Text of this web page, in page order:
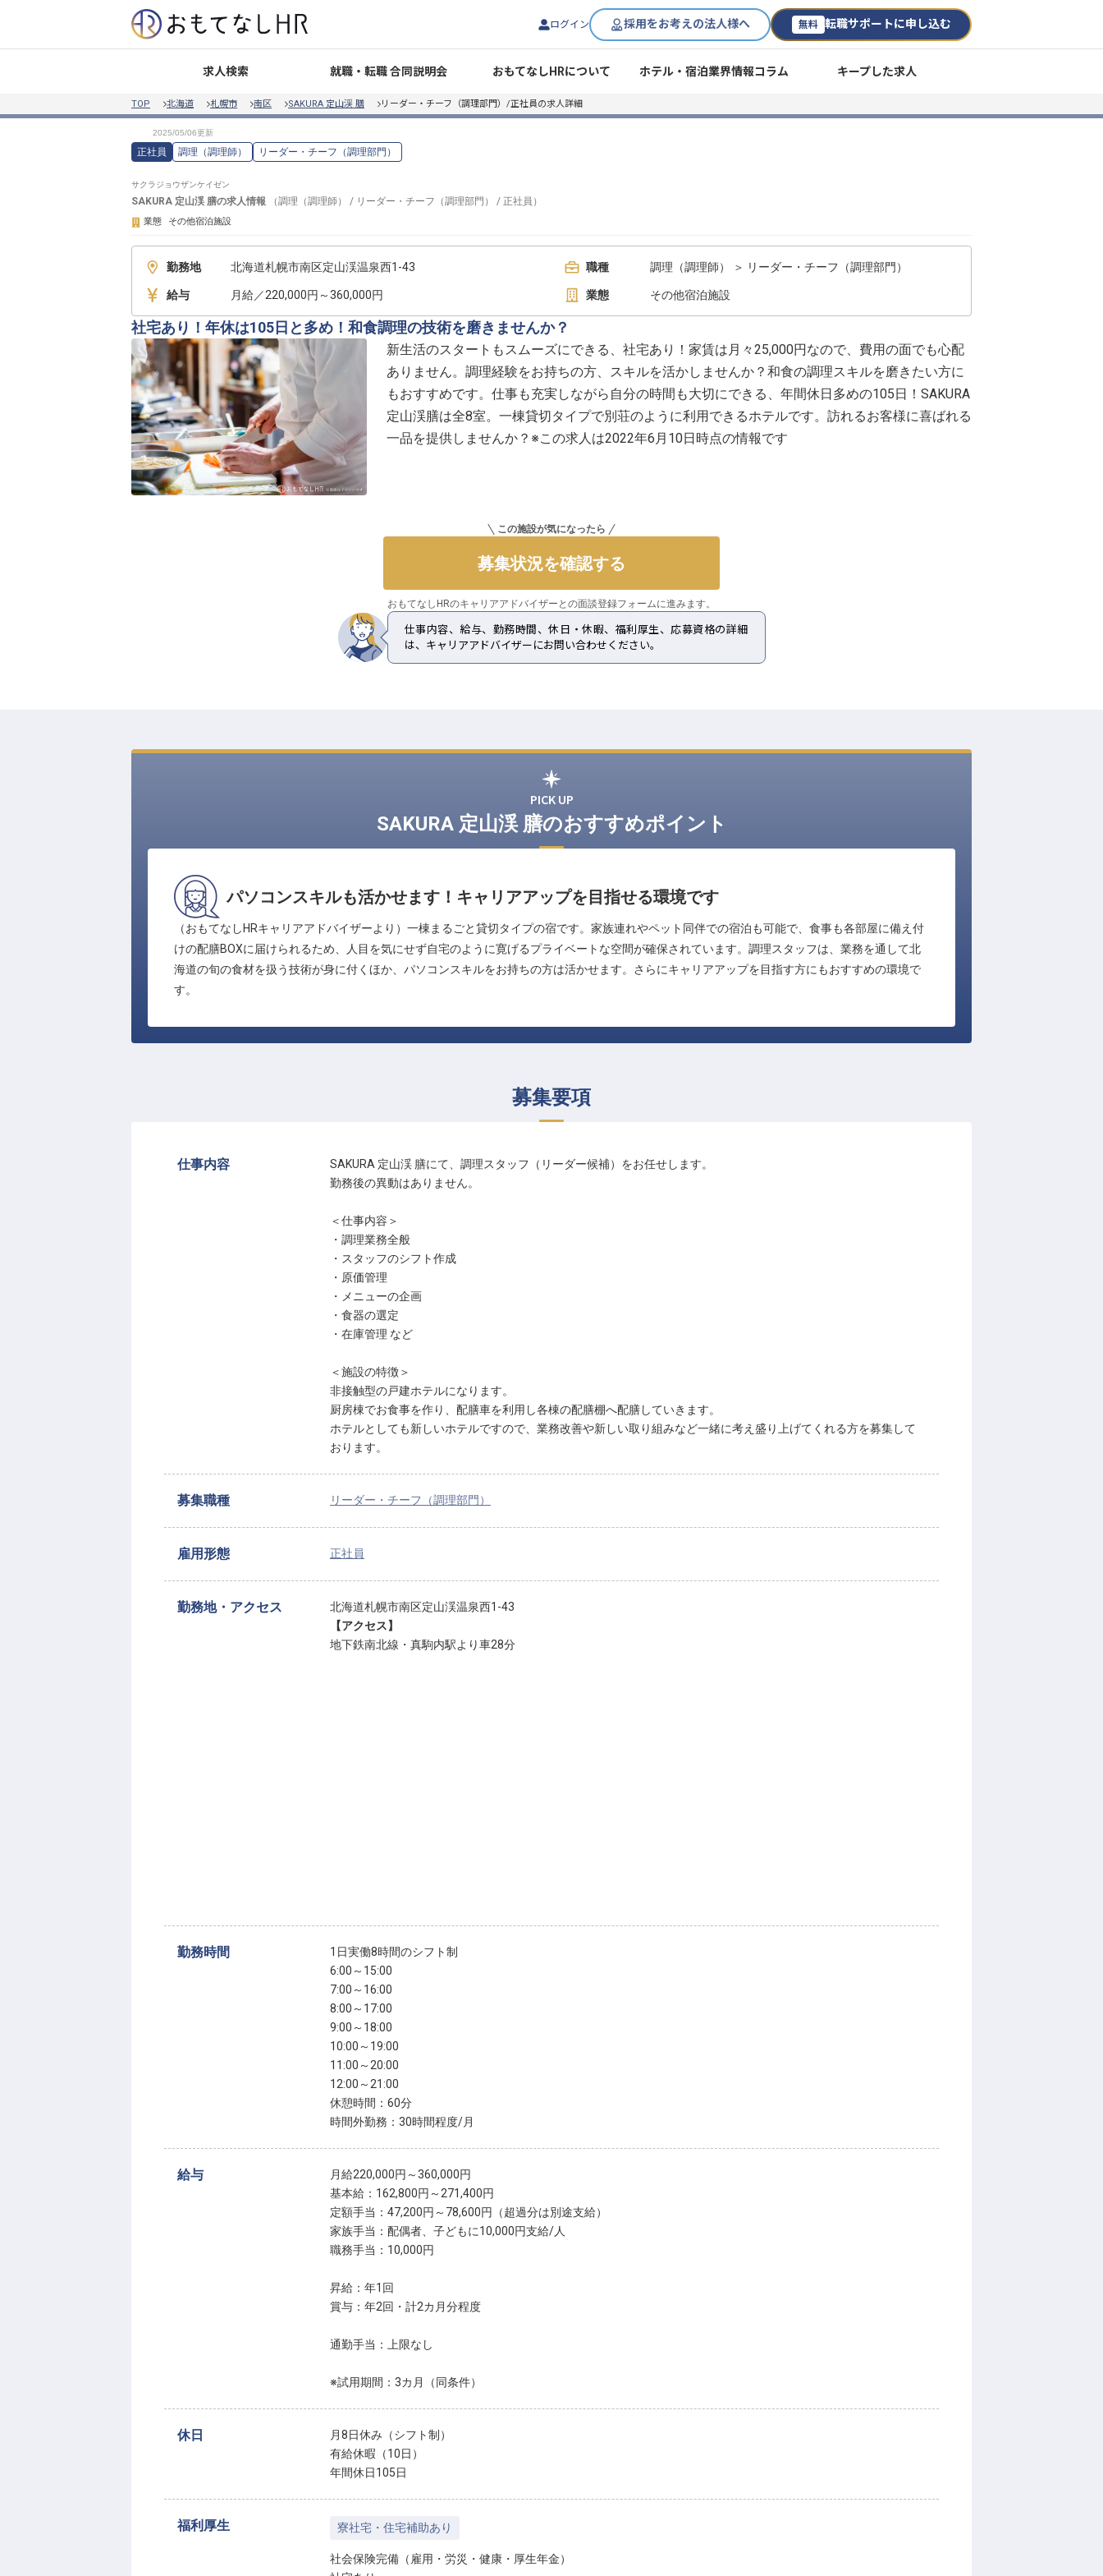
ログイン 採用をお考えの法人様へ 無料 転職サポートに申し込む
求人検索 就職・転職 合同説明会 おもてなしHRについて ホテル・宿泊業界情報コラム キープした求人
TOP 北海道 札幌市 南区 SAKURA 定山渓 膳 リーダー・チーフ（調理部門）/正社員の求人詳細
正社員 調理（調理師） リーダー・チーフ（調理部門）
サクラジョウザンケイゼン
SAKURA 定山渓 膳の求人情報 （調理（調理師） / リーダー・チーフ（調理部門） / 正社員 ）
業態 その他宿泊施設
勤務地 北海道札幌市南区定山渓温泉西1-43 職種 調理（調理師） ＞ リーダー・チーフ（調理部門）
給与 月給／220,000円～360,000円 業態 その他宿泊施設
社宅あり！年休は105日と多め！和食調理の技術を磨きませんか？
新生活のスタートもスムーズにできる、社宅あり！家賃は月々25,000円なので、費用の面でも心配
ありません。調理経験をお持ちの方、スキルを活かしませんか？和食の調理スキルを磨きたい方に
もおすすめです。仕事も充実しながら自分の時間も大切にできる、年間休日多めの105日！SAKURA
定山渓膳は全8室。一棟貸切タイプで別荘のように利用できるホテルです。訪れるお客様に喜ばれる
一品を提供しませんか？※この求人は2022年6月10日時点の情報です
この施設が気になったら
募集状況を確認する
おもてなしHRのキャリアアドバイザーとの面談登録フォームに進みます。
仕事内容、給与、勤務時間、休日・休暇、福利厚生、応募資格の詳細
は、キャリアアドバイザーにお問い合わせください。
PICK UP
SAKURA 定山渓 膳のおすすめポイント
パソコンスキルも活かせます！キャリアアップを目指せる環境です
（おもてなしHRキャリアアドバイザーより）一棟まるごと貸切タイプの宿です。家族連れやペット同伴での宿泊も可能で、食事も各部屋に備え付
けの配膳BOXに届けられるため、人目を気にせず自宅のように寛げるプライベートな空間が確保されています。調理スタッフは、業務を通して北
海道の旬の食材を扱う技術が身に付くほか、パソコンスキルをお持ちの方は活かせます。さらにキャリアアップを目指す方にもおすすめの環境で
す。
募集要項
仕事内容
SAKURA 定山渓 膳にて、調理スタッフ（リーダー候補）をお任せします。
勤務後の異動はありません。
＜仕事内容＞
・調理業務全般
・スタッフのシフト作成
・原価管理
・メニューの企画
・食器の選定
・在庫管理 など
＜施設の特徴＞
非接触型の戸建ホテルになります。
厨房棟でお食事を作り、配膳車を利用し各棟の配膳棚へ配膳していきます。
ホテルとしても新しいホテルですので、業務改善や新しい取り組みなど一緒に考え盛り上げてくれる方を募集して
おります。
募集職種 リーダー・チーフ（調理部門）
雇用形態 正社員
勤務地・アクセス
北海道札幌市南区定山渓温泉西1-43
【アクセス】
地下鉄南北線・真駒内駅より車28分
勤務時間
1日実働8時間のシフト制
6:00～15:00
7:00～16:00
8:00～17:00
9:00～18:00
10:00～19:00
11:00～20:00
12:00～21:00
休憩時間：60分
時間外勤務：30時間程度/月
給与
月給220,000円～360,000円
基本給：162,800円～271,400円
定額手当：47,200円～78,600円（超過分は別途支給）
家族手当：配偶者、子どもに10,000円支給/人
職務手当：10,000円
昇給：年1回
賞与：年2回・計2カ月分程度
通勤手当：上限なし
※試用期間：3カ月（同条件）
休日
月8日休み（シフト制）
有給休暇（10日）
年間休日105日
福利厚生 寮社宅・住宅補助あり
社会保険完備（雇用・労災・健康・厚生年金）